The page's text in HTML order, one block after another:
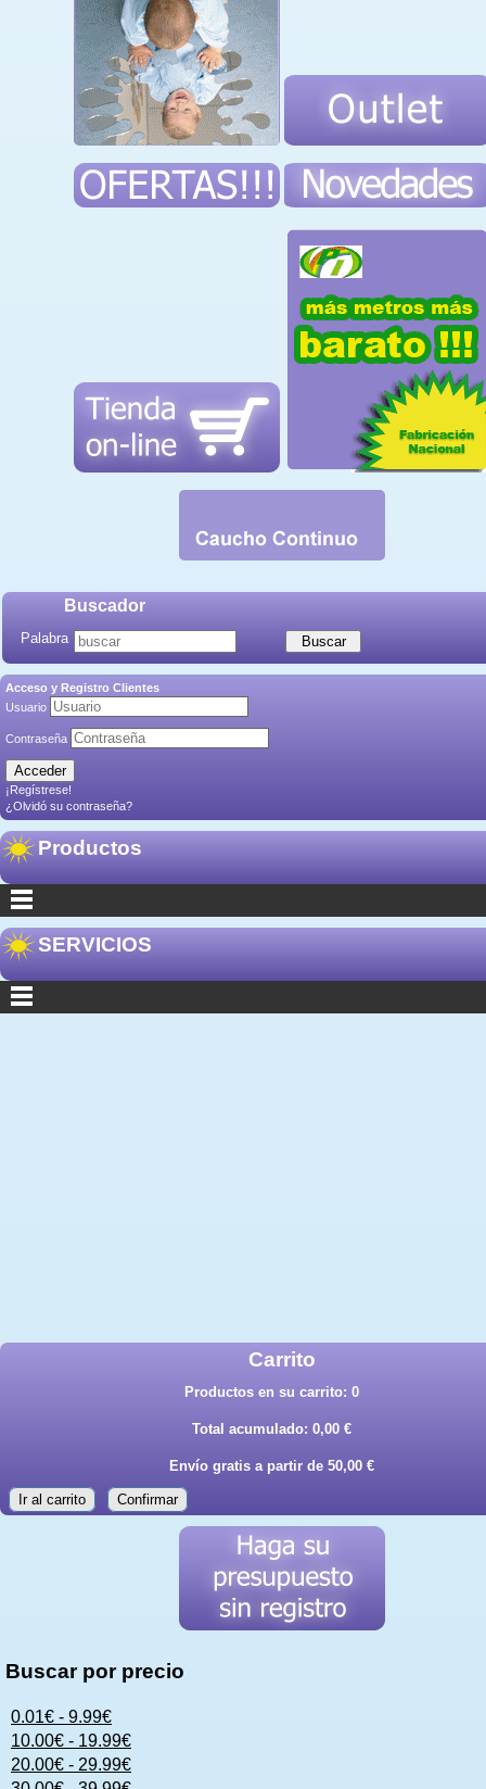
Buscador
Palabra
Acceso y Registro Clientes
Usuario
Contraseña
¡Regístrese!
¿Olvidó su contraseña?
Productos
SERVICIOS
Carrito
Productos en su carrito: 0
Total acumulado: 0,00 €
Envío gratis a partir de 50,00 €
Ir al carrito Confirmar
Buscar por precio
0.01€ - 9.99€
10.00€ - 19.99€
20.00€ - 29.99€